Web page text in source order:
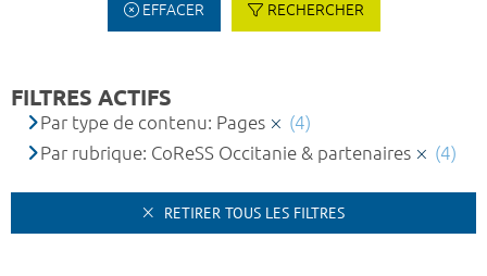
EFFACER RECHERCHER
FILTRES ACTIFS
Par type de contenu: Pages
(4)
Par rubrique: CoReSS Occitanie & partenaires
(4)
RETIRER TOUS LES FILTRES